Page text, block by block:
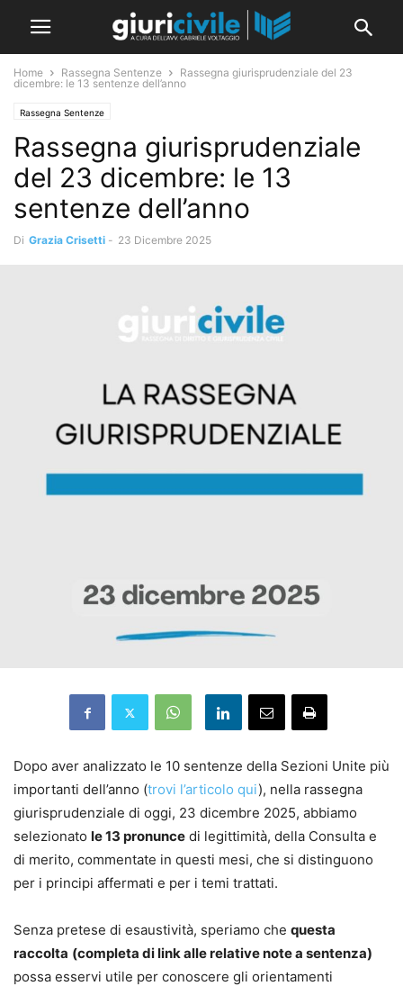
Home Rassegna Sentenze
Rassegna giurisprudenziale del 23
dicembre: le 13 sentenze dell’anno
Rassegna Sentenze
Rassegna giurisprudenziale
del 23 dicembre: le 13
sentenze dell’anno
Di Grazia Crisetti - 23 Dicembre 2025
Dopo aver analizzato le 10 sentenze della Sezioni Unite più
importanti dell’anno (trovi l’articolo qui), nella rassegna
giurisprudenziale di oggi, 23 dicembre 2025, abbiamo
selezionato le 13 pronunce di legittimità, della Consulta e
di merito, commentate in questi mesi, che si distinguono
per i principi affermati e per i temi trattati.
Senza pretese di esaustività, speriamo che questa
raccolta (completa di link alle relative note a sentenza)
possa esservi utile per conoscere gli orientamenti